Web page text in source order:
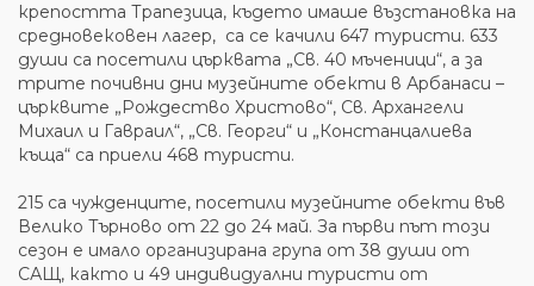
крепостта Трапезица, където имаше възстановка на
средновековен лагер, са се качили 647 туристи. 633
души са посетили църквата „Св. 40 мъченици“, а за
трите почивни дни музейните обекти в Арбанаси –
църквите „Рождество Христово“, Св. Архангели
Михаил и Гавраил“, „Св. Георги“ и „Констанцалиева
къща“ са приели 468 туристи.
215 са чужденците, посетили музейните обекти във
Велико Търново от 22 до 24 май. За първи път този
сезон е имало организирана група от 38 души от
САЩ, както и 49 индивидуални туристи от